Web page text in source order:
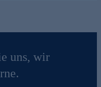
uns, wir